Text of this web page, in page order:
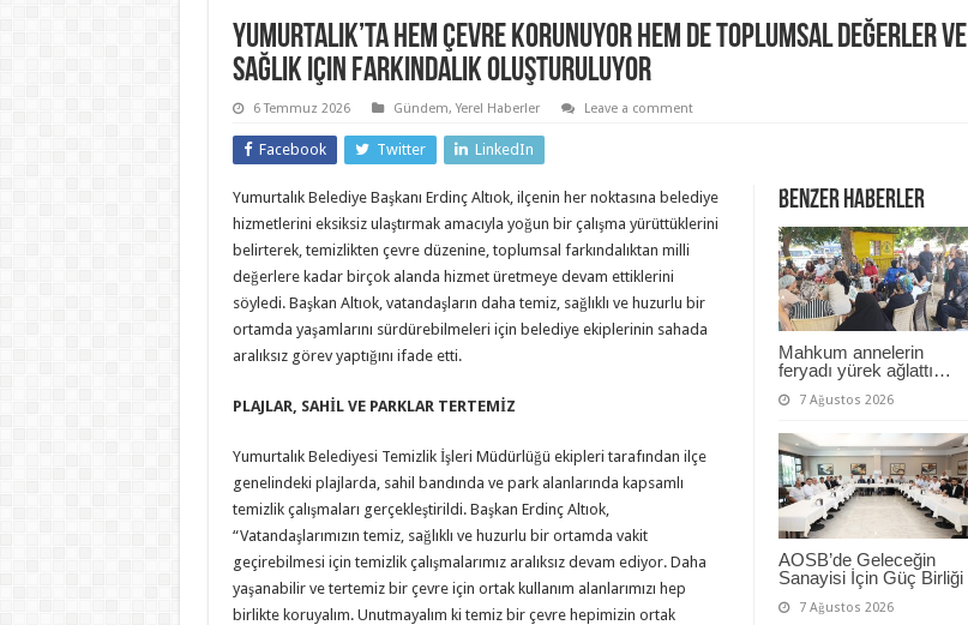
Yumurtalık’ta hem çevre korunuyor hem de toplumsal değerler ve
sağlık için farkındalık oluşturuluyor
6 Temmuz 2026 Gündem,Yerel Haberler Leave a comment
Facebook Twitter LinkedIn
Benzer Haberler
Mahkum annelerin
feryadı yürek ağlattı…
7 Ağustos 2026
AOSB’de Geleceğin
Sanayisi İçin Güç Birliği
7 Ağustos 2026
Yumurtalık Belediye Başkanı Erdinç Altıok, ilçenin her noktasına belediye
hizmetlerini eksiksiz ulaştırmak amacıyla yoğun bir çalışma yürüttüklerini
belirterek, temizlikten çevre düzenine, toplumsal farkındalıktan milli
değerlere kadar birçok alanda hizmet üretmeye devam ettiklerini
söyledi. Başkan Altıok, vatandaşların daha temiz, sağlıklı ve huzurlu bir
ortamda yaşamlarını sürdürebilmeleri için belediye ekiplerinin sahada
aralıksız görev yaptığını ifade etti.
PLAJLAR, SAHİL VE PARKLAR TERTEMİZ
Yumurtalık Belediyesi Temizlik İşleri Müdürlüğü ekipleri tarafından ilçe
genelindeki plajlarda, sahil bandında ve park alanlarında kapsamlı
temizlik çalışmaları gerçekleştirildi. Başkan Erdinç Altıok,
“Vatandaşlarımızın temiz, sağlıklı ve huzurlu bir ortamda vakit
geçirebilmesi için temizlik çalışmalarımız aralıksız devam ediyor. Daha
yaşanabilir ve tertemiz bir çevre için ortak kullanım alanlarımızı hep
birlikte koruyalım. Unutmayalım ki temiz bir çevre hepimizin ortak